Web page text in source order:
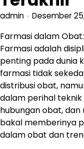
admin Desember
Farmasi dalam
Farmasi adalah
penting pada dunia
farmasi tidak
distribusi obat,
dalam perihal
hubungan obat, dan
bakal memberinya
dalam obat dan